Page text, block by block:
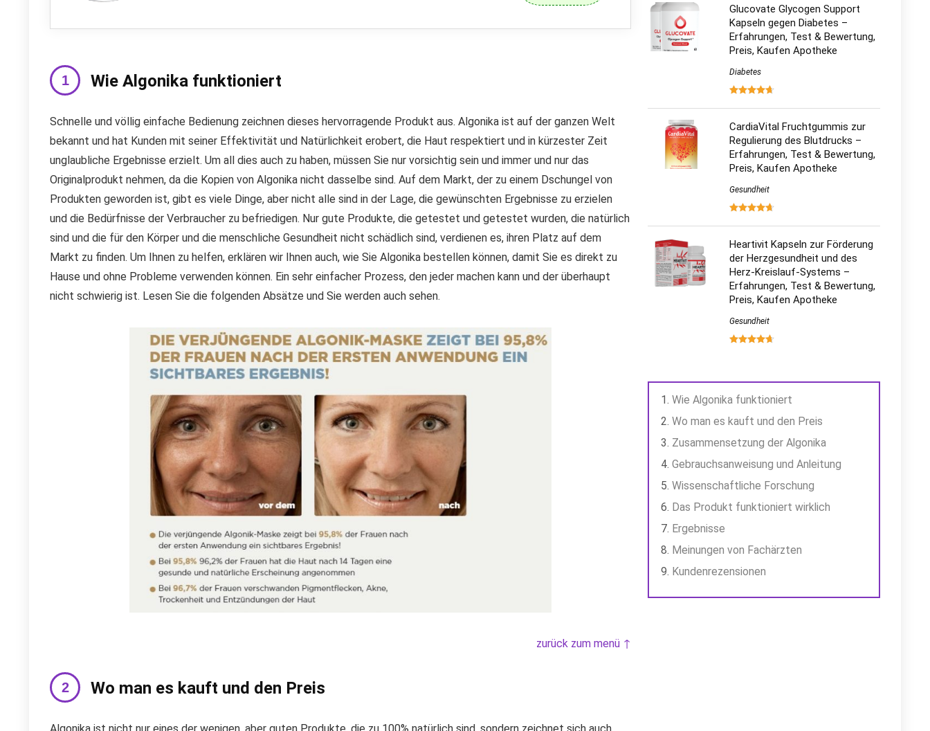
Wie Algonika funktioniert
Schnelle und völlig einfache Bedienung zeichnen dieses hervorragende Produkt aus. Algonika ist auf der ganzen Welt
bekannt und hat Kunden mit seiner Effektivität und Natürlichkeit erobert, die Haut respektiert und in kürzester Zeit
unglaubliche Ergebnisse erzielt. Um all dies auch zu haben, müssen Sie nur vorsichtig sein und immer und nur das
Originalprodukt nehmen, da die Kopien von Algonika nicht dasselbe sind. Auf dem Markt, der zu einem Dschungel von
Produkten geworden ist, gibt es viele Dinge, aber nicht alle sind in der Lage, die gewünschten Ergebnisse zu erzielen
und die Bedürfnisse der Verbraucher zu befriedigen. Nur gute Produkte, die getestet und getestet wurden, die natürlich
sind und die für den Körper und die menschliche Gesundheit nicht schädlich sind, verdienen es, ihren Platz auf dem
Markt zu finden. Um Ihnen zu helfen, erklären wir Ihnen auch, wie Sie Algonika bestellen können, damit Sie es direkt zu
Hause und ohne Probleme verwenden können. Ein sehr einfacher Prozess, den jeder machen kann und der überhaupt
nicht schwierig ist. Lesen Sie die folgenden Absätze und Sie werden auch sehen.
zurück zum menü ↑
Wo man es kauft und den Preis
Glucovate Glycogen Support
Kapseln gegen Diabetes –
Erfahrungen, Test & Bewertung,
Preis, Kaufen Apotheke
Diabetes
CardiaVital Fruchtgummis zur
Regulierung des Blutdrucks –
Erfahrungen, Test & Bewertung,
Preis, Kaufen Apotheke
Gesundheit
Heartivit Kapseln zur Förderung
der Herzgesundheit und des
Herz-Kreislauf-Systems –
Erfahrungen, Test & Bewertung,
Preis, Kaufen Apotheke
Gesundheit
Wie Algonika funktioniert
Wo man es kauft und den Preis
Zusammensetzung der Algonika
Gebrauchsanweisung und Anleitung
Wissenschaftliche Forschung
Das Produkt funktioniert wirklich
Ergebnisse
Meinungen von Fachärzten
Kundenrezensionen